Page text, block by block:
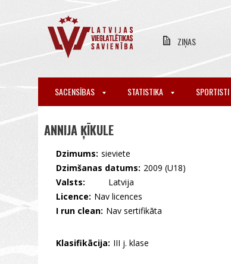
ZIŅAS
SACENSĪBAS STATISTIKA SPORTISTI
ANNIJA ĶĪKULE
Dzimums: sieviete
Dzimšanas datums: 2009 (U18)
Valsts:
🇱🇻 Latvija
Licence: Nav licences
I run clean: Nav sertifikāta
Klasifikācija: III j. klase